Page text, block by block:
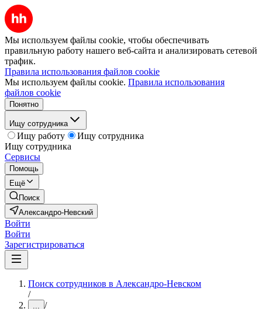
Мы используем файлы cookie, чтобы обеспечивать
правильную работу нашего веб-сайта и анализировать сетевой
трафик.
Правила использования файлов cookie
Мы используем файлы cookie. Правила использования
файлов cookie
Понятно
Ищу сотрудника
Ищу работу
Ищу сотрудника
Ищу сотрудника
Сервисы
Помощь
Ещё
Поиск
Александро-Невский
Войти
Войти
Зарегистрироваться
Поиск сотрудников в Александро-Невском
/
... /